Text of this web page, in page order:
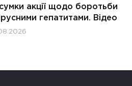
акції щодо боротьби
гепатитами. Відео